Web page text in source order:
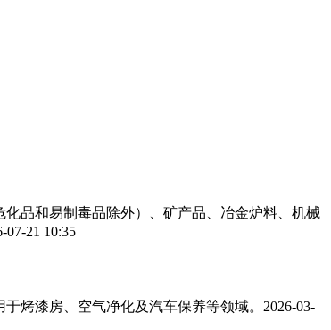
品和易制毒品除外）、矿产品、冶金炉料、机械
07-21 10:35
烤漆房、空气净化及汽车保养等领域。‌‌ 2026-03-